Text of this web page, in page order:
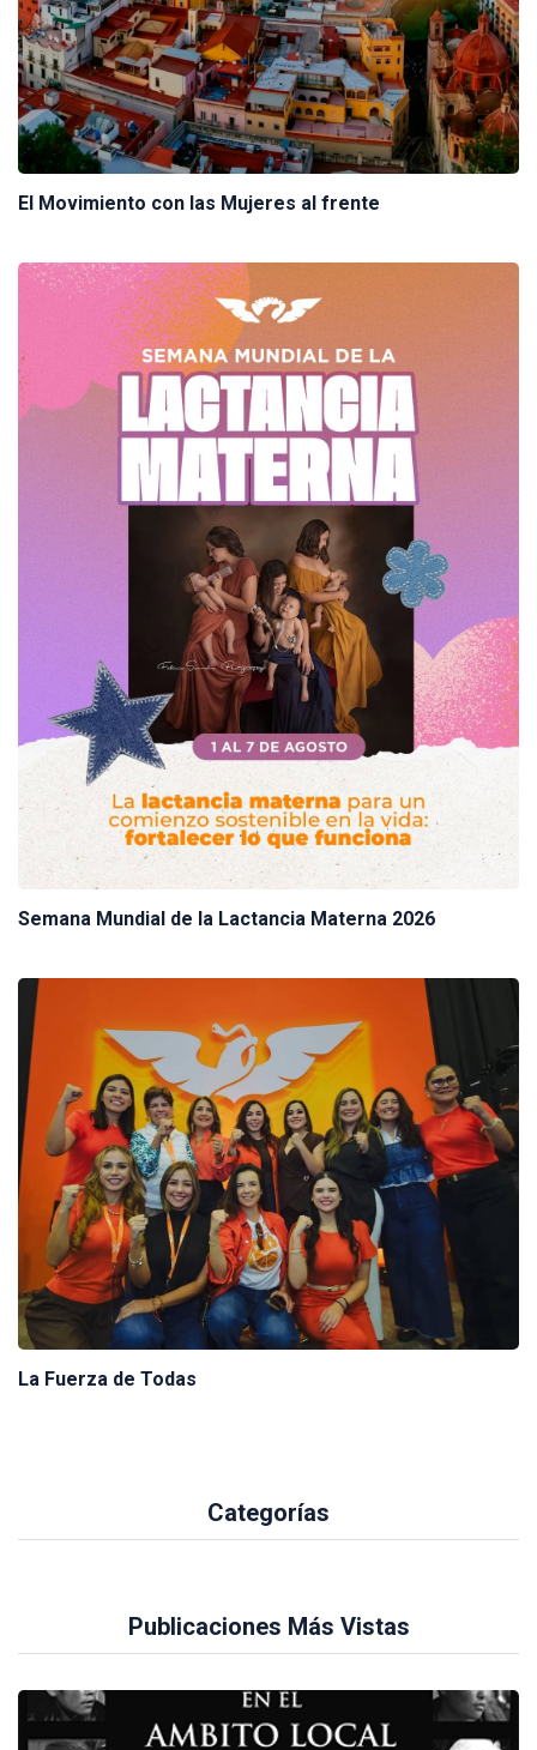
El Movimiento con las Mujeres al frente
Semana Mundial de la Lactancia Materna 2026
La Fuerza de Todas
Categorías
Publicaciones Más Vistas